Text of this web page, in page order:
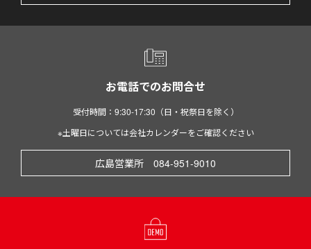
お電話でのお問合せ
受付時間：9:30-17:30（日・祝祭日を除く）
※土曜日については会社カレンダーをご確認ください
広島営業所 084-951-9010